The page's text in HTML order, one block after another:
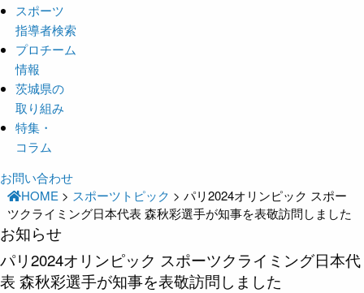
スポーツ
指導者検索
プロチーム
情報
茨城県の
取り組み
特集・
コラム
お問い合わせ
HOME > スポーツトピック >パリ2024オリンピック スポー
ツクライミング日本代表 森秋彩選手が知事を表敬訪問しました
お知らせ
パリ2024オリンピック スポーツクライミング日本代
表 森秋彩選手が知事を表敬訪問しました